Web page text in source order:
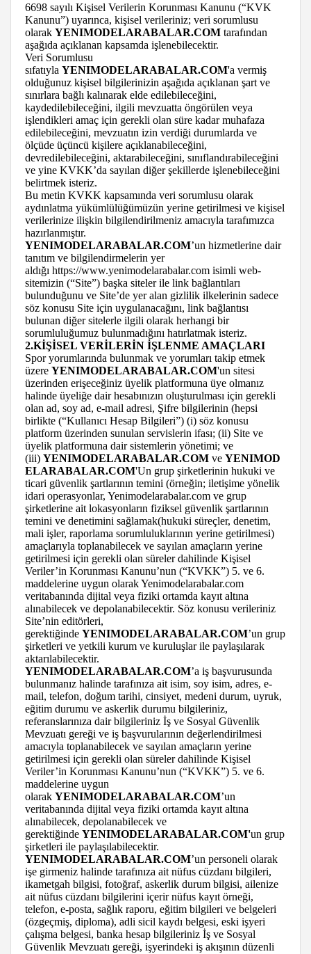
6698 sayılı Kişisel Verilerin Korunması Kanunu (“KVK
Kanunu”) uyarınca, kişisel verileriniz; veri sorumlusu
olarak YENIMODELARABALAR.COM tarafından
aşağıda açıklanan kapsamda işlenebilecektir.
Veri Sorumlusu
sıfatıyla YENIMODELARABALAR.COM'a vermiş
olduğunuz kişisel bilgilerinizin aşağıda açıklanan şart ve
sınırlara bağlı kalınarak elde edilebileceğini,
kaydedilebileceğini, ilgili mevzuatta öngörülen veya
işlendikleri amaç için gerekli olan süre kadar muhafaza
edilebileceğini, mevzuatın izin verdiği durumlarda ve
ölçüde üçüncü kişilere açıklanabileceğini,
devredilebileceğini, aktarabileceğini, sınıflandırabileceğini
ve yine KVKK’da sayılan diğer şekillerde işlenebileceğini
belirtmek isteriz.
Bu metin KVKK kapsamında veri sorumlusu olarak
aydınlatma yükümlülüğümüzün yerine getirilmesi ve kişisel
verilerinize ilişkin bilgilendirilmeniz amacıyla tarafımızca
hazırlanmıştır.
YENIMODELARABALAR.COM’un hizmetlerine dair
tanıtım ve bilgilendirmelerin yer
aldığı https://www.yenimodelarabalar.com isimli web-
sitemizin (“Site”) başka siteler ile link bağlantıları
bulunduğunu ve Site’de yer alan gizlilik ilkelerinin sadece
söz konusu Site için uygulanacağını, link bağlantısı
bulunan diğer sitelerle ilgili olarak herhangi bir
sorumluluğumuz bulunmadığını hatırlatmak isteriz.
2.KİŞİSEL VERİLERİN İŞLENME AMAÇLARI
Spor yorumlarında bulunmak ve yorumları takip etmek
üzere YENIMODELARABALAR.COM'un sitesi
üzerinden erişeceğiniz üyelik platformuna üye olmanız
halinde üyeliğe dair hesabınızın oluşturulması için gerekli
olan ad, soy ad, e-mail adresi, Şifre bilgilerinin (hepsi
birlikte (“Kullanıcı Hesap Bilgileri”) (i) söz konusu
platform üzerinden sunulan servislerin ifası; (ii) Site ve
üyelik platformuna dair sistemlerin yönetimi; ve
(iii) YENIMODELARABALAR.COM ve YENIMOD
ELARABALAR.COM'Un grup şirketlerinin hukuki ve
ticari güvenlik şartlarının temini (örneğin; iletişime yönelik
idari operasyonlar, Yenimodelarabalar.com ve grup
şirketlerine ait lokasyonların fiziksel güvenlik şartlarının
temini ve denetimini sağlamak(hukuki süreçler, denetim,
mali işler, raporlama sorumluluklarının yerine getirilmesi)
amaçlarıyla toplanabilecek ve sayılan amaçların yerine
getirilmesi için gerekli olan süreler dahilinde Kişisel
Veriler’in Korunması Kanunu’nun (“KVKK”) 5. ve 6.
maddelerine uygun olarak Yenimodelarabalar.com
veritabanında dijital veya fiziki ortamda kayıt altına
alınabilecek ve depolanabilecektir. Söz konusu verileriniz
Site’nin editörleri,
gerektiğinde YENIMODELARABALAR.COM’un grup
şirketleri ve yetkili kurum ve kuruluşlar ile paylaşılarak
aktarılabilecektir.
YENIMODELARABALAR.COM’a iş başvurusunda
bulunmanız halinde tarafınıza ait isim, soy isim, adres, e-
mail, telefon, doğum tarihi, cinsiyet, medeni durum, uyruk,
eğitim durumu ve askerlik durumu bilgileriniz,
referanslarınıza dair bilgileriniz İş ve Sosyal Güvenlik
Mevzuatı gereği ve iş başvurularının değerlendirilmesi
amacıyla toplanabilecek ve sayılan amaçların yerine
getirilmesi için gerekli olan süreler dahilinde Kişisel
Veriler’in Korunması Kanunu’nun (“KVKK”) 5. ve 6.
maddelerine uygun
olarak YENIMODELARABALAR.COM’un
veritabanında dijital veya fiziki ortamda kayıt altına
alınabilecek, depolanabilecek ve
gerektiğinde YENIMODELARABALAR.COM'un grup
şirketleri ile paylaşılabilecektir.
YENIMODELARABALAR.COM’un personeli olarak
işe girmeniz halinde tarafınıza ait nüfus cüzdanı bilgileri,
ikametgah bilgisi, fotoğraf, askerlik durum bilgisi, ailenize
ait nüfus cüzdanı bilgilerini içerir nüfus kayıt örneği,
telefon, e-posta, sağlık raporu, eğitim bilgileri ve belgeleri
(özgeçmiş, diploma), adli sicil kaydı belgesi, eski işyeri
çalışma belgesi, banka hesap bilgileriniz İş ve Sosyal
Güvenlik Mevzuatı gereği, işyerindeki iş akışının düzenli